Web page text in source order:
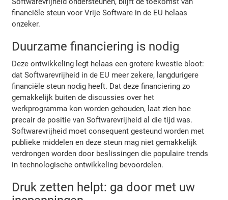
financiële steun voor Vrije Software in de EU helaas
onzeker.
Duurzame financiering is nodig
Deze ontwikkeling legt helaas een grotere kwestie bloot:
dat Softwarevrijheid in de EU meer zekere, langdurigere
financiële steun nodig heeft. Dat deze financiering zo
gemakkelijk buiten de discussies over het
werkprogramma kon worden gehouden, laat zien hoe
precair de positie van Softwarevrijheid al die tijd was.
Softwarevrijheid moet consequent gesteund worden met
publieke middelen en deze steun mag niet gemakkelijk
verdrongen worden door beslissingen die populaire trends
in technologische ontwikkeling bevoordelen.
Druk zetten helpt: ga door met uw